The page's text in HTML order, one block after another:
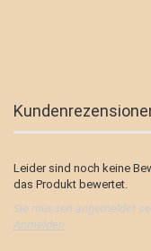
Leider sind noch keine
das Produkt bewertet.
Sie müssen angemeldet
Anmelden